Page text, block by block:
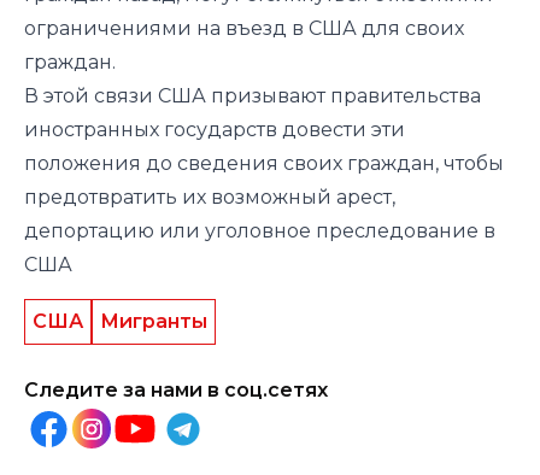
ограничениями на въезд в США для своих
граждан.
В этой связи США призывают правительства
иностранных государств довести эти
положения до сведения своих граждан, чтобы
предотвратить их возможный арест,
депортацию или уголовное преследование в
США
США Мигранты
Следите за нами в соц.сетях